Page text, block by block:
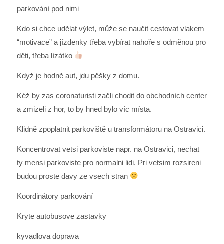
parkování pod nimi
Kdo si chce udělat výlet, může se naučit cestovat vlakem
“motivace” a jízdenky třeba vybírat nahoře s odměnou pro
děti, třeba lízátko
Když je hodně aut, jdu pěšky z domu.
Kéž by zas coronaturisti začli chodit do obchodních center
a zmizeli z hor, to by hned bylo víc místa.
Klidně zpoplatnit parkoviště u transformátoru na Ostravici.
Koncentrovat vetsi parkoviste napr. na Ostravici, nechat
ty mensi parkoviste pro normalni lidi. Pri vetsim rozsireni
budou proste davy ze vsech stran
Koordinátory parkování
Kryte autobusove zastavky
kyvadlova doprava